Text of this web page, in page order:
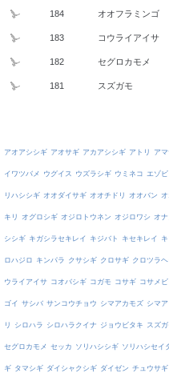
184 オオフラミンゴ
183 コウライアイサ
182 セグロカモメ
181 スズガモ
アオアシシギ アオサギ アカアシシギ アトリ ア
イワツバメ ウグイス ウズラシギ ウミネコ エゾ
リハシシギ オオダイサギ オオチドリ オオバン
キリ オグロシギ オジロトウネン オジロワシ オ
シシギ キガシラセキレイ キジバト キセキレイ
ロハジロ キンパラ クサシギ クロサギ クロツラ
ウライアイサ コオバシギ コガモ コサギ コサメ
ゴイ サシバ サンコウチョウ シマアカモズ シマア
リ シロハラ シロハラクイナ ジョウビタキ スズガ
セグロカモメ セッカ ソリハシシギ ソリハシセイ
ギ タマシギ ダイシャクシギ ダイゼン チュウサギ